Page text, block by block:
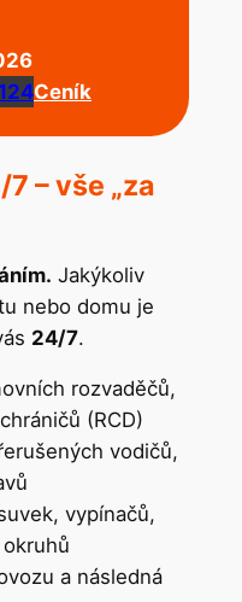
Ceník
– vše „za
Jakýkoliv
nebo domu je
24/7.
rozvaděčů,
(RCD)
vodičů,
vypínačů,
a následná